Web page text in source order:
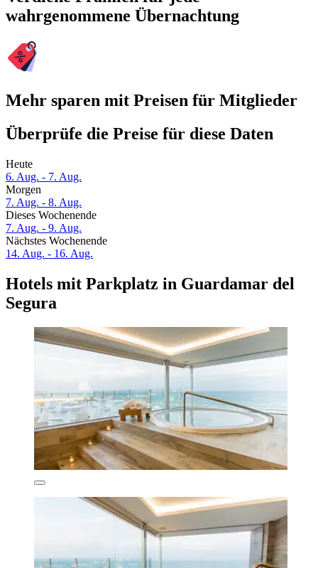
wahrgenommene Übernachtung
Mehr sparen mit Preisen für Mitglieder
Überprüfe die Preise für diese Daten
Heute
6. Aug. - 7. Aug.
Morgen
7. Aug. - 8. Aug.
Dieses Wochenende
7. Aug. - 9. Aug.
Nächstes Wochenende
14. Aug. - 16. Aug.
Hotels mit Parkplatz in Guardamar del
Segura